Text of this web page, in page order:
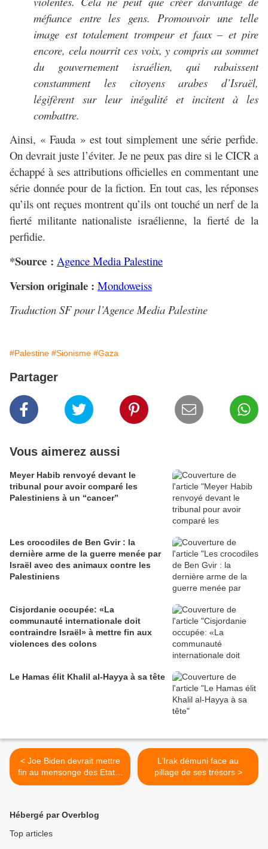
méfiance entre les gens. Promouvoir une telle
image est totalement trompeur et faux – et pire
encore, cela nourrit ces voix, y compris au sommet
du gouvernement israélien, qui rabaissent
constamment les citoyens arabes d’Israël,
légifèrent sur leur inégalité et incitent à les
combattre.
Ainsi, « Fauda » est tout simplement une série perfide.
On devrait juste l’éviter. Je ne peux pas dire si le CICR a
échappé à ses attributions officielles en commentant une
série donnée pour de la fiction. En tout cas, les réponses
qu’ils ont reçues montrent qu’ils ont touché un nerf de la
fierté militante nationaliste israélienne, la fierté de la
perfidie.
*Source : Agence Media Palestine
Version originale : Mondoweiss
Traduction SF pour l’Agence Media Palestine
#Palestine #Sionisme #Gaza
Partager
Vous aimerez aussi
Meyer Habib renvoyé devant le
tribunal pour avoir comparé les
Palestiniens à un “cancer”
Les crocodiles de Ben Gvir : la
dernière arme de la guerre menée par
Israël avec des animaux contre les
Palestiniens
Cisjordanie occupée: «La
communauté internationale doit
contraindre Israël» à mettre fin aux
violences des colons
Le Hamas élit Khalil al-Hayya à sa tête
< Joe Biden devrait mettre
fin au mensonge des Etats-
Unis sur les armes
L’Irak démuni face au
pillage de ses trésors >
Hébergé par Overblog
Top articles